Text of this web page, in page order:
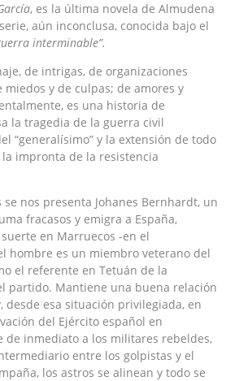
, es la última novela de Almudena
aún inconclusa, conocida bajo el
interminable”.
de intrigas, de organizaciones
miedos y de culpas; de amores y
es una historia de
la tragedia de la guerra civil
“generalísimo” y la extensión de todo
impronta de la resistencia
nos presenta Johanes Bernhardt, un
fracasos y emigra a España,
en Marruecos -en el
hombre es un miembro veterano del
el referente en Tetuán de la
partido. Mantiene una buena relación
desde esa situación privilegiada, en
del Ejército español en
de inmediato a los militares rebeldes,
entre los golpistas y el
los astros se alinean y todo se